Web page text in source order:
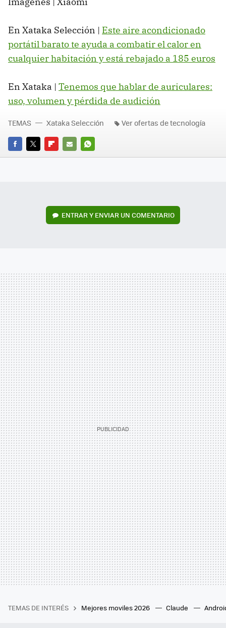
En Xataka Selección | Este aire acondicionado
portátil barato te ayuda a combatir el calor en
cualquier habitación y está rebajado a 185 euros
En Xataka | Tenemos que hablar de auriculares:
uso, volumen y pérdida de audición
FACEBOOK
TWITTERFLIPBOARD
E-
WHATSAPP
TEMAS Xataka Selección Ver ofertas de tecnología
ENTRAR Y ENVIAR UN COMENTARIO
TEMAS DE INTERÉS Mejores moviles 2026 Claude